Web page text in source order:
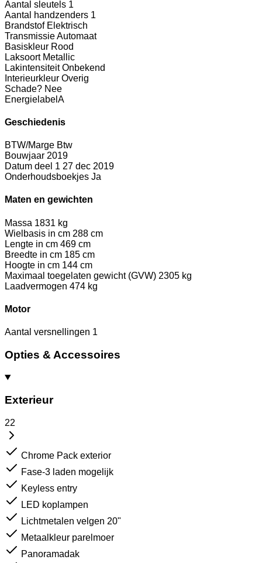
Aantal sleutels 1
Aantal handzenders 1
Brandstof Elektrisch
TransmissieAutomaat
Basiskleur Rood
Laksoort Metallic
Lakintensiteit Onbekend
Interieurkleur Overig
Schade? Nee
Energielabel A
Geschiedenis
BTW/Marge Btw
Bouwjaar 2019
Datum deel 1 27 dec 2019
Onderhoudsboekjes Ja
Maten en gewichten
Massa 1831 kg
Wielbasis in cm 288 cm
Lengte in cm 469 cm
Breedte in cm 185 cm
Hoogte in cm 144 cm
Maximaal toegelaten gewicht (GVW) 2305 kg
Laadvermogen 474 kg
Motor
Aantal versnellingen 1
Opties & Accessoires
Exterieur
22
Chrome Pack exterior
Fase-3 laden mogelijk
Keyless entry
LED koplampen
Lichtmetalen velgen 20"
Metaalkleur parelmoer
Panoramadak